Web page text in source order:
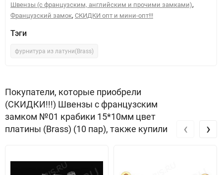
Швензы (с французским, английским и прочими замками),
Французский замок, СКИДКИ опт и мини-опт!!!
Тэги
фурнитура из латуни(Brass)
Покупатели, которые приобрели
(СКИДКИ!!!) Швензы с французским
замком №01 крабики 15*10мм цвет
платины (Brass) (10 пар), также купили
‹ ›